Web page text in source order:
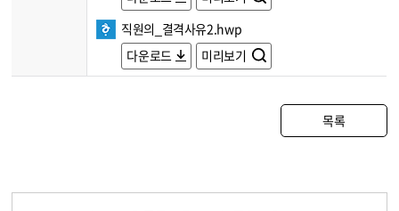
직원의_결격사유2.hwp
다운로드
미리보기
목록